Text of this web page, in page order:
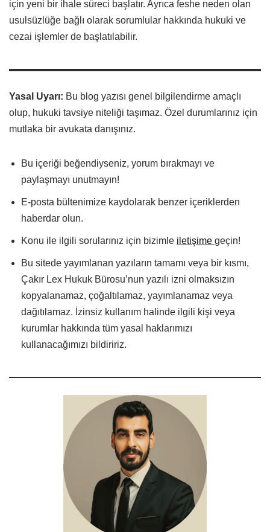
için yeni bir ihale süreci başlatır. Ayrıca feshe neden olan
usulsüzlüğe bağlı olarak sorumlular hakkında hukuki ve
cezai işlemler de başlatılabilir.
Yasal Uyarı: Bu blog yazısı genel bilgilendirme amaçlı
olup, hukuki tavsiye niteliği taşımaz. Özel durumlarınız için
mutlaka bir avukata danışınız.
Bu içeriği beğendiyseniz, yorum bırakmayı ve
paylaşmayı unutmayın!
E-posta bültenimize kaydolarak benzer içeriklerden
haberdar olun.
Konu ile ilgili sorularınız için bizimle iletişime geçin!
Bu sitede yayımlanan yazıların tamamı veya bir kısmı,
Çakır Lex Hukuk Bürosu’nun yazılı izni olmaksızın
kopyalanamaz, çoğaltılamaz, yayımlanamaz veya
dağıtılamaz. İzinsiz kullanım halinde ilgili kişi veya
kurumlar hakkında tüm yasal haklarımızı
kullanacağımızı bildiririz.